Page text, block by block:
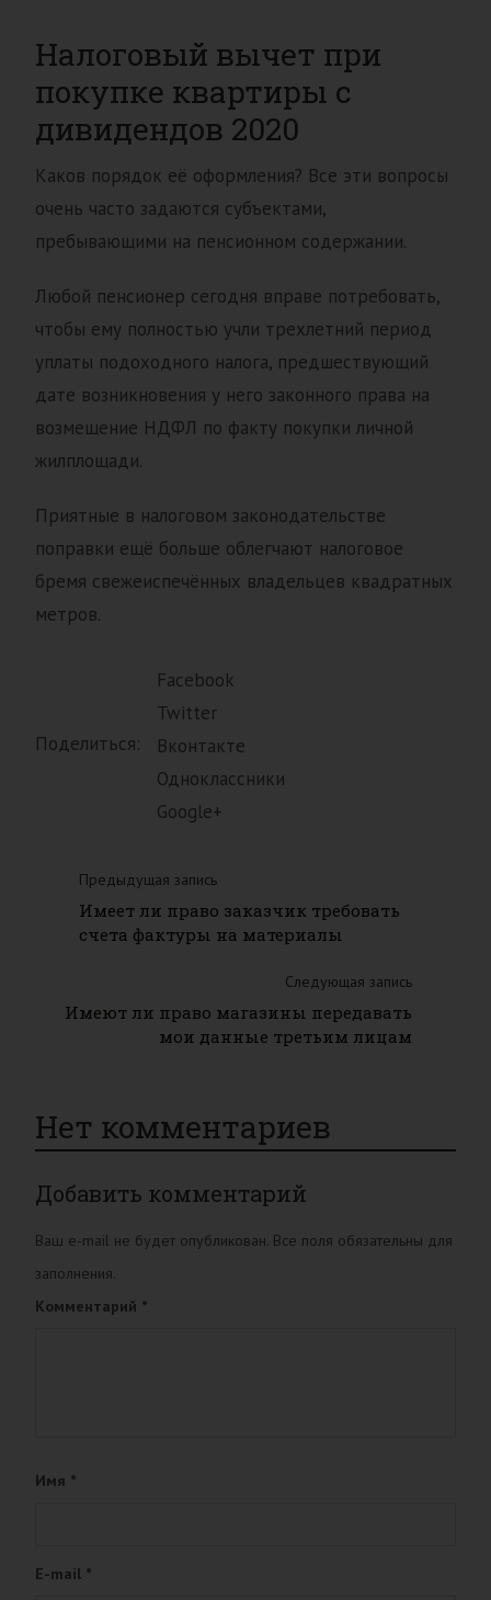
Налоговый вычет при
покупке квартиры с
дивидендов 2020
Каков порядок её оформления? Все эти вопросы
очень часто задаются субъектами,
пребывающими на пенсионном содержании.
Любой пенсионер сегодня вправе потребовать,
чтобы ему полностью учли трехлетний период
уплаты подоходного налога, предшествующий
дате возникновения у него законного права на
возмещение НДФЛ по факту покупки личной
жилплощади.
Приятные в налоговом законодательстве
поправки ещё больше облегчают налоговое
бремя свежеиспечённых владельцев квадратных
метров.
Поделиться:
Facebook
Twitter
Вконтакте
Одноклассники
Google+
Предыдущая запись
Имеет ли право заказчик требовать
счета фактуры на материалы
Следующая запись
Имеют ли право магазины передавать
мои данные третьим лицам
Нет комментариев
Добавить комментарий
Ваш e-mail не будет опубликован. Все поля обязательны для
заполнения.
Комментарий *
Имя *
E-mail *